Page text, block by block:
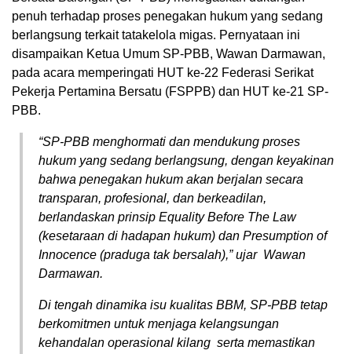
penuh terhadap proses penegakan hukum yang sedang
berlangsung terkait tatakelola migas. Pernyataan ini
disampaikan Ketua Umum SP-PBB, Wawan Darmawan,
pada acara memperingati HUT ke-22 Federasi Serikat
Pekerja Pertamina Bersatu (FSPPB) dan HUT ke-21 SP-
PBB.
“SP-PBB menghormati dan mendukung proses
hukum yang sedang berlangsung, dengan keyakinan
bahwa penegakan hukum akan berjalan secara
transparan, profesional, dan berkeadilan,
berlandaskan prinsip Equality Before The Law
(kesetaraan di hadapan hukum) dan Presumption of
Innocence (praduga tak bersalah),” ujar Wawan
Darmawan.
Di tengah dinamika isu kualitas BBM, SP-PBB tetap
berkomitmen untuk menjaga kelangsungan
kehandalan operasional kilang serta memastikan